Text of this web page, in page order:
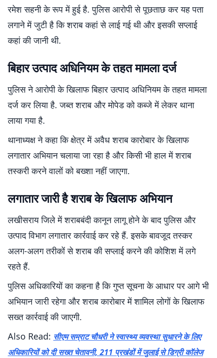
रमेश सहनी के रूप में हुई है. पुलिस आरोपी से पूछताछ कर यह पता
लगाने में जुटी है कि शराब कहां से लाई गई थी और इसकी सप्लाई
कहां की जानी थी.
बिहार उत्पाद अधिनियम के तहत मामला दर्ज
पुलिस ने आरोपी के खिलाफ बिहार उत्पाद अधिनियम के तहत मामला
दर्ज कर लिया है. जब्त शराब और मोपेड को कब्जे में लेकर थाना
लाया गया है.
थानाध्यक्ष ने कहा कि क्षेत्र में अवैध शराब कारोबार के खिलाफ
लगातार अभियान चलाया जा रहा है और किसी भी हाल में शराब
तस्करी करने वालों को बख्शा नहीं जाएगा.
लगातार जारी है शराब के खिलाफ अभियान
लखीसराय जिले में शराबबंदी कानून लागू होने के बाद पुलिस और
उत्पाद विभाग लगातार कार्रवाई कर रहे हैं. इसके बावजूद तस्कर
अलग-अलग तरीकों से शराब की सप्लाई करने की कोशिश में लगे
रहते हैं.
पुलिस अधिकारियों का कहना है कि गुप्त सूचना के आधार पर आगे भी
अभियान जारी रहेगा और शराब कारोबार में शामिल लोगों के खिलाफ
सख्त कार्रवाई की जाएगी.
Also Read: सीएम सम्राट चौधरी ने स्वास्थ्य व्यवस्था सुधारने के लिए
अधिकारियों को दी सख्त चेतावनी, 211 प्रखंडों में जुलाई से डिग्री कॉलेज